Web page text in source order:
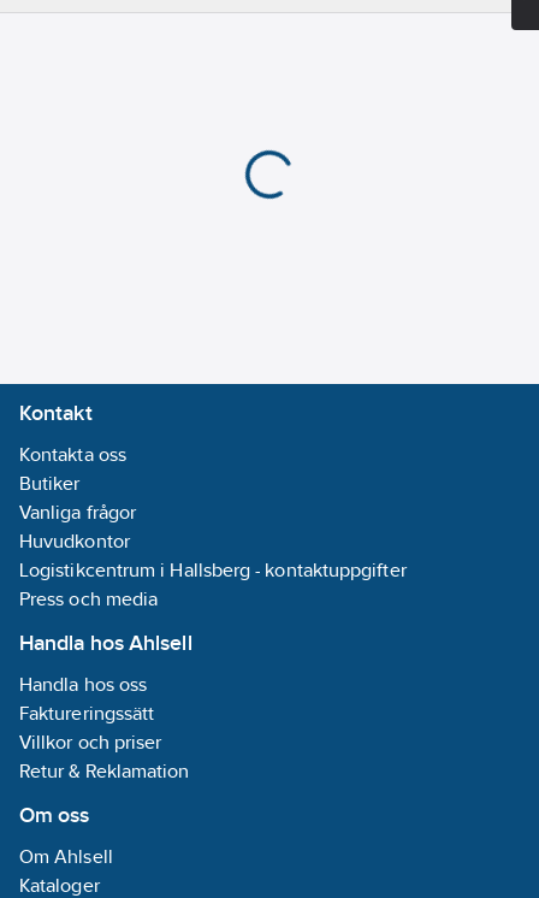
Kontakt
Kontakta oss
Butiker
Vanliga frågor
Huvudkontor
Logistikcentrum i Hallsberg - kontaktuppgifter
Press och media
Handla hos Ahlsell
Handla hos oss
Faktureringssätt
Villkor och priser
Retur & Reklamation
Om oss
Om Ahlsell
Kataloger